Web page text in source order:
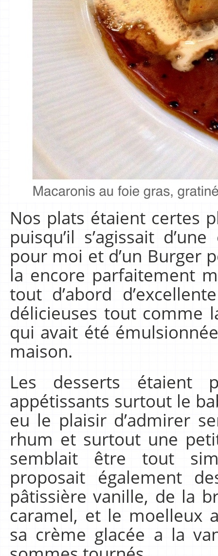
Nos plats étaient certes
puisqu’il s’agissait
pour moi et d’un Burger
la encore parfaitement
tout d’abord
délicieuses tout comme
qui avait été
maison.
Les desserts étaient
appétissants surtout le
eu le plaisir d’admirer
rhum et surtout une
semblait être tout
proposait également
pâtissière vanille, de la
caramel, et le moelleux
sa crème glacée a la